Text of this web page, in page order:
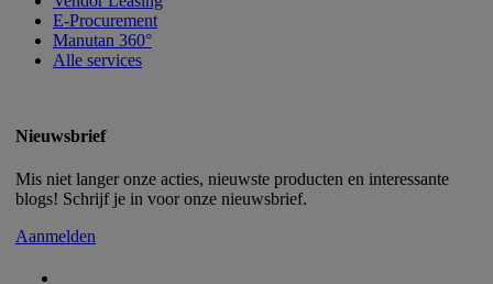
E-Procurement
Manutan 360°
Alle services
Nieuwsbrief
Mis niet langer onze acties, nieuwste producten en interessante
blogs! Schrijf je in voor onze nieuwsbrief.
Aanmelden